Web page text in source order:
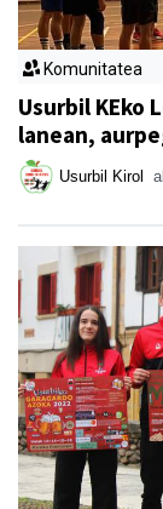
Komunitatea
Usurbil KEko
lanean,
Usurbil Kirol